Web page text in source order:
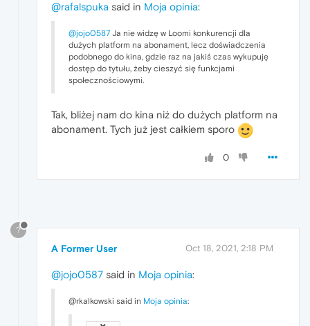
@rafalspuka said in Moja opinia:
@jojo0587 Ja nie widzę w Loomi konkurencji dla
dużych platform na abonament, lecz doświadczenia
podobnego do kina, gdzie raz na jakiś czas wykupuję
dostęp do tytułu, żeby cieszyć się funkcjami
społecznościowymi.
Tak, bliżej nam do kina niż do dużych platform na
abonament. Tych już jest całkiem sporo
0
?
A Former User Oct 18, 2021, 2:18 PM
@jojo0587 said in Moja opinia:
@rkalkowski said in Moja opinia: